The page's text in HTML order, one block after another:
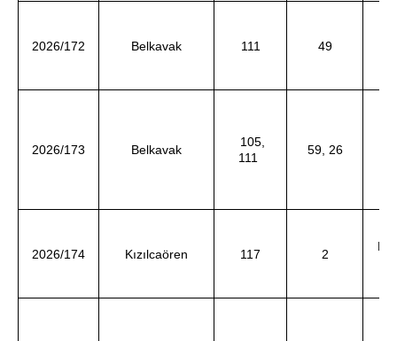
2026/172 Belkavak 111 49
2026/173 Belkavak
105,
111
59, 26
2026/174 Kızılcaören 117 2